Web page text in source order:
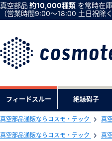
真空部品 約10,000種類 を常時在庫
（営業時間9:00〜18:00 土日祝除く
フィードスルー 絶縁碍子
真空部品通販ならコスモ・テック 真
真空部品通販ならコスモ・テック 真
下記
会員